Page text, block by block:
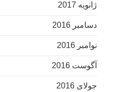
ژانویه 2017
دسامبر 2016
نوامبر 2016
آگوست 2016
جولای 2016